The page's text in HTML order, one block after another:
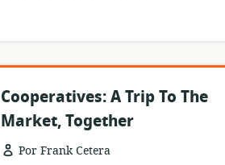
Cooperatives: A Trip To The
Market, Together
Por Frank Cetera